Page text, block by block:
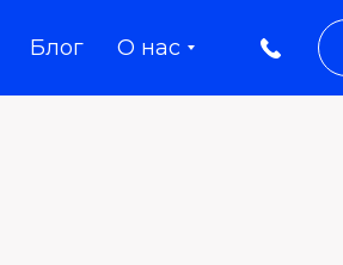
О нас
Блог